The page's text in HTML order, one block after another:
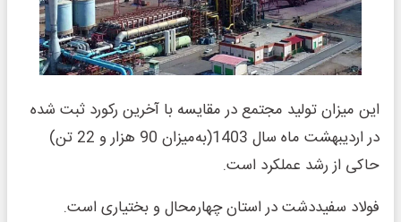
این میزان تولید مجتمع در مقایسه با آخرین رکورد ثبت شده
در اردیبهشت ماه سال 1403(به‌میزان 90 هزار و 22 تن)
حاکی از رشد عملکرد است.
فولاد سفیددشت در استان چهارمحال و بختیاری است.